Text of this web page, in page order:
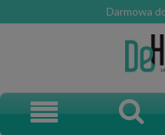
Darmowa